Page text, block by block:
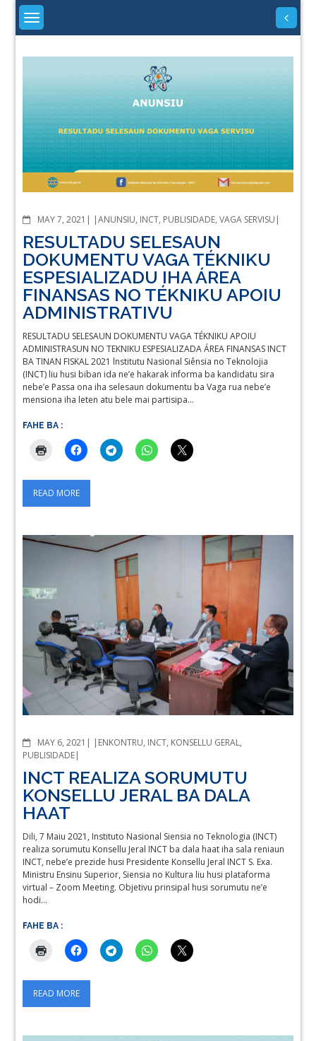
Skip
content
University
MAY 7, 2021 COMMENTS
ANUNSIU, INCT, PUBLISIDADE,VAGA SERVISU
RESULTADU SELESAUN
DOKUMENTU VAGA TÉKNIKU
ESPESIALIZADU IHA ÁREA
FINANSAS NO TÉKNIKU APOIU
ADMINISTRATIVU
RESULTADU SELESAUN DOKUMENTU VAGA TÉKNIKU APOIU
ADMINISTRASUN NO TEKNIKU ESPESIALIZADA ÁREA FINANSAS INCT
BA TINAN FISKAL 2021 lnstitutu Nasional Siênsia no Teknolojia
(INCT) liu husi biban ida ne’e hakarak informa ba kandidatu sira
nebe’e Passa ona iha selesaun dokumentu ba Vaga rua nebe’e
mensiona iha leten atu bele mai partisipa…
FAHE BA :
READ MORE
MAY 6, 2021 COMMENTS
ENKONTRU, INCT, KONSELLU GERAL,
PUBLISIDADE
INCT REALIZA SORUMUTU
KONSELLU JERAL BA DALA
HAAT
Dili, 7 Maiu 2021, Instituto Nasional Siensia no Teknologia (INCT)
realiza sorumutu Konsellu Jeral INCT ba dala haat iha sala reniaun
INCT, nebe’e prezide husi Presidente Konsellu Jeral INCT S. Exa.
Ministru Ensinu Superior, Siensia no Kultura liu husi plataforma
virtual – Zoom Meeting. Objetivu prinsipal husi sorumutu ne’e
hodi…
FAHE BA :
READ MORE